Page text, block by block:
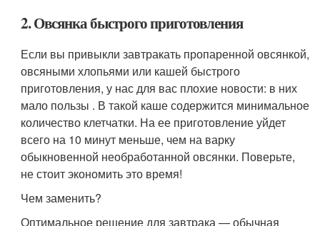
2. Овсянка быстрого приготовления
Если вы привыкли завтракать пропаренной овсянкой,
овсяными хлопьями или кашей быстрого
приготовления, у нас для вас плохие новости: в них
мало пользы . В такой каше содержится минимальное
количество клетчатки. На ее приготовление уйдет
всего на 10 минут меньше, чем на варку
обыкновенной необработанной овсянки. Поверьте,
не стоит экономить это время!
Чем заменить?
Оптимальное решение для завтрака — обычная